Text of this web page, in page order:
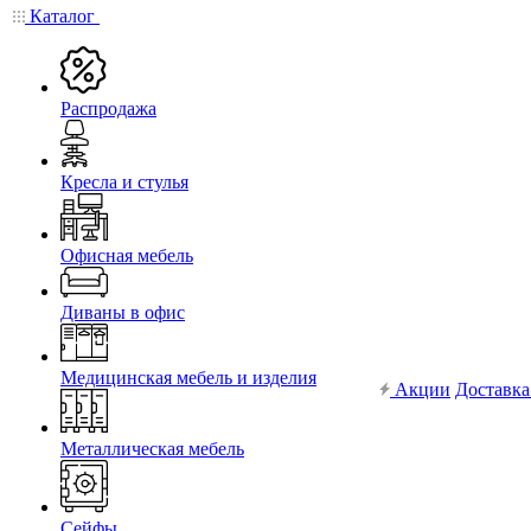
Каталог
Распродажа
Кресла и стулья
Офисная мебель
Диваны в офис
Медицинская мебель и изделия
Металлическая мебель
Акции